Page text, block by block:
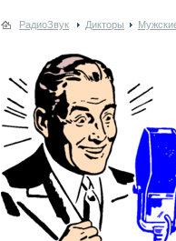
РадиоЗвук Дикторы